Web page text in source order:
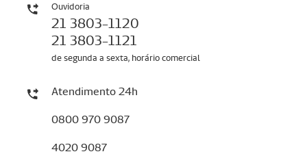
Ouvidoria
21 3803-1120
21 3803-1121
de segunda a sexta, horário comercial
Atendimento 24h
0800 970 9087
4020 9087